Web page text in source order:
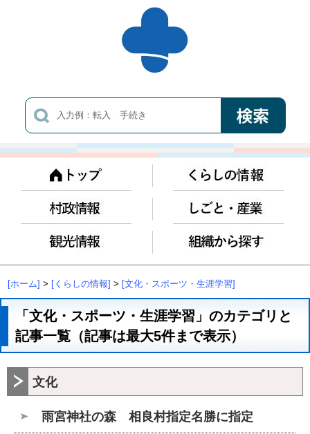
[ホーム] > [くらしの情報] > [文化・スポーツ・生涯学習]
「文化・スポーツ・生涯学習」のカテゴリと
記事一覧（記事は最大5件まで表示）
文化
雨宮神社の森 相良村指定名勝に指定